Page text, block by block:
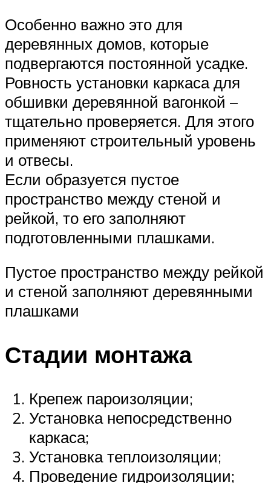
Особенно важно это для
деревянных домов, которые
подвергаются постоянной усадке.
Ровность установки каркаса для
обшивки деревянной вагонкой –
тщательно проверяется. Для этого
применяют строительный уровень
и отвесы.
Если образуется пустое
пространство между стеной и
рейкой, то его заполняют
подготовленными плашками.
Пустое пространство между рейкой
и стеной заполняют деревянными
плашками
Стадии монтажа
Крепеж пароизоляции;
Установка непосредственно
каркаса;
Установка теплоизоляции;
Проведение гидроизоляции;